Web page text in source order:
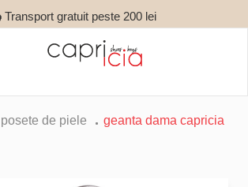
Transport gratuit peste 200 lei
posete de piele geanta dama capricia